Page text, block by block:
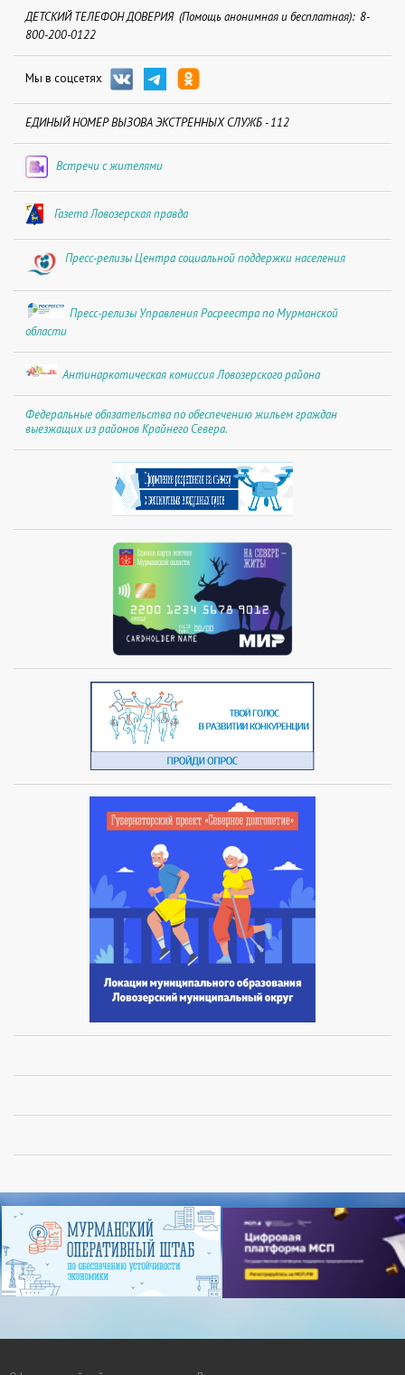
ДЕТСКИЙ ТЕЛЕФОН ДОВЕРИЯ (Помощь анонимная и бесплатная): 8-
800-200-0122
Мы в соцсетях
ЕДИНЫЙ НОМЕР ВЫЗОВА ЭКСТРЕННЫХ СЛУЖБ - 112
Встречи с жителями
Газета Ловозерская правда
Пресс-релизы Центра социальной поддержки населения
Пресс-релизы Управления Росреестра по Мурманской
области
Антинаркотическая комиссия Ловозерского района
Федеральные обязательства по обеспечению жильем граждан
выезжащих из районов Крайнего Севера.